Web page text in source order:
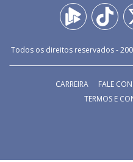
Todos os direitos reservados -
CARREIRA FALE
TERMOS E